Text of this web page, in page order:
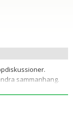
sammanhang.